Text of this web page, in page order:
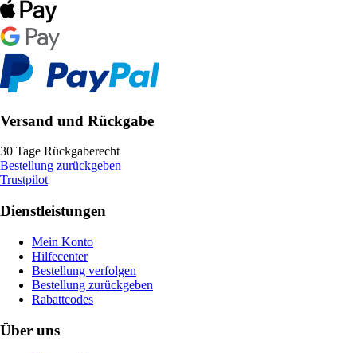
Versand und Rückgabe
30 Tage Rückgaberecht
Bestellung zurückgeben
Trustpilot
Dienstleistungen
Mein Konto
Hilfecenter
Bestellung verfolgen
Bestellung zurückgeben
Rabattcodes
Über uns